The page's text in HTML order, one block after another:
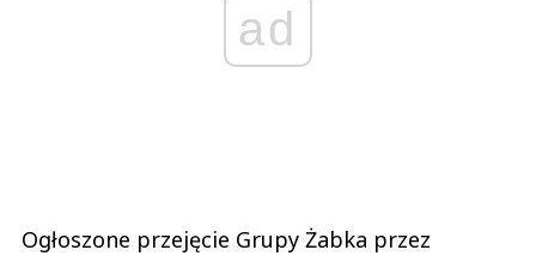
ad
Ogłoszone przejęcie Grupy Żabka przez